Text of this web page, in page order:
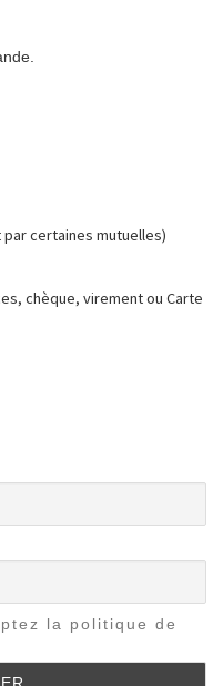
certaines mutuelles)
chèque, virement ou Carte
la politique de